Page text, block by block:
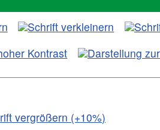
vergrößern (+10%)